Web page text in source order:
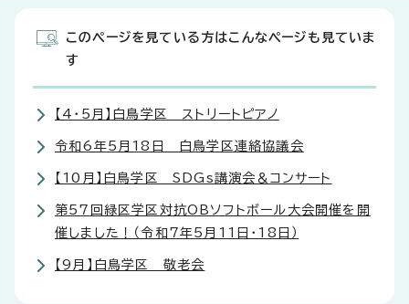
このページを見ている方はこんなページも見ていま
す
【4・5月】白鳥学区 ストリートピアノ
令和6年5月18日 白鳥学区連絡協議会
【10月】白鳥学区 SDGs講演会＆コンサート
第57回緑区学区対抗OBソフトボール大会開催を開
催しました！（令和7年5月11日・18日）
【9月】白鳥学区 敬老会